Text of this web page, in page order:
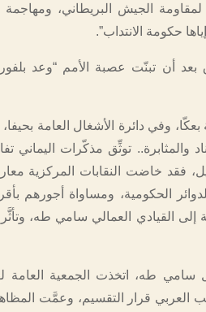
لمقاومة الجيش البريطاني،
حكومة الانتداب”.
بعد أن تبنّت عصبة الأمم “وعد
وفي دائرة الأشغال العامة
والمثابرة.. توثِّق مذكّرات اليماني
فقد خاضت النقابات المركزية
الحكومية، ومساواة أجورهم
القيادي العمالي سامي طه، وتأثَّر
طه، اتخذت الجمعية العامة
قرار التقسيم، وعمَّت